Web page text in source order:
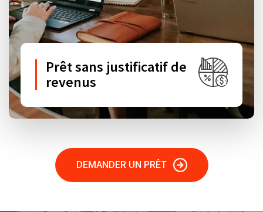
Prêt sans justificatif de
revenus
DEMANDER UN PRÊT